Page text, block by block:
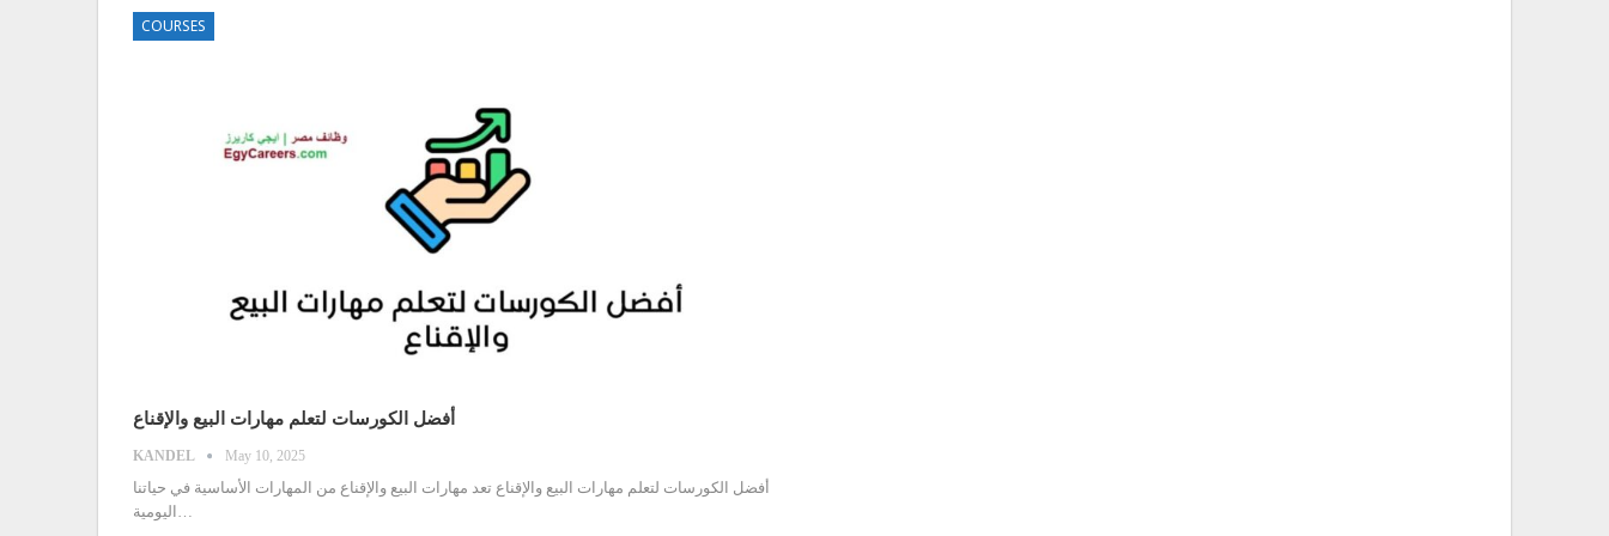
COURSES
أفضل الكورسات لتعلم مهارات البيع والإقناع
KANDEL May 10, 2025
أفضل الكورسات لتعلم مهارات البيع والإقناع تعد مهارات البيع والإقناع من المهارات الأساسية في حياتنا
اليومية